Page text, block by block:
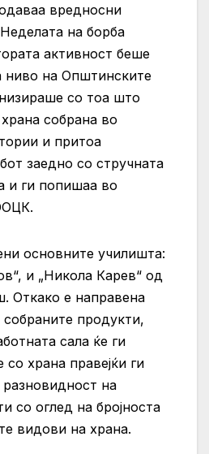
вредносни
на борба
активност беше
ниво на Општинските
со тоа што
собрана во
и притоа
заедно со стручната
и ги попишаа во
основните училишта:
и „Никола Карев“ од
Откако е направена
продукти,
сала ќе ги
храна правејќи ги
разновидност на
со оглед на бројноста
видови на храна.